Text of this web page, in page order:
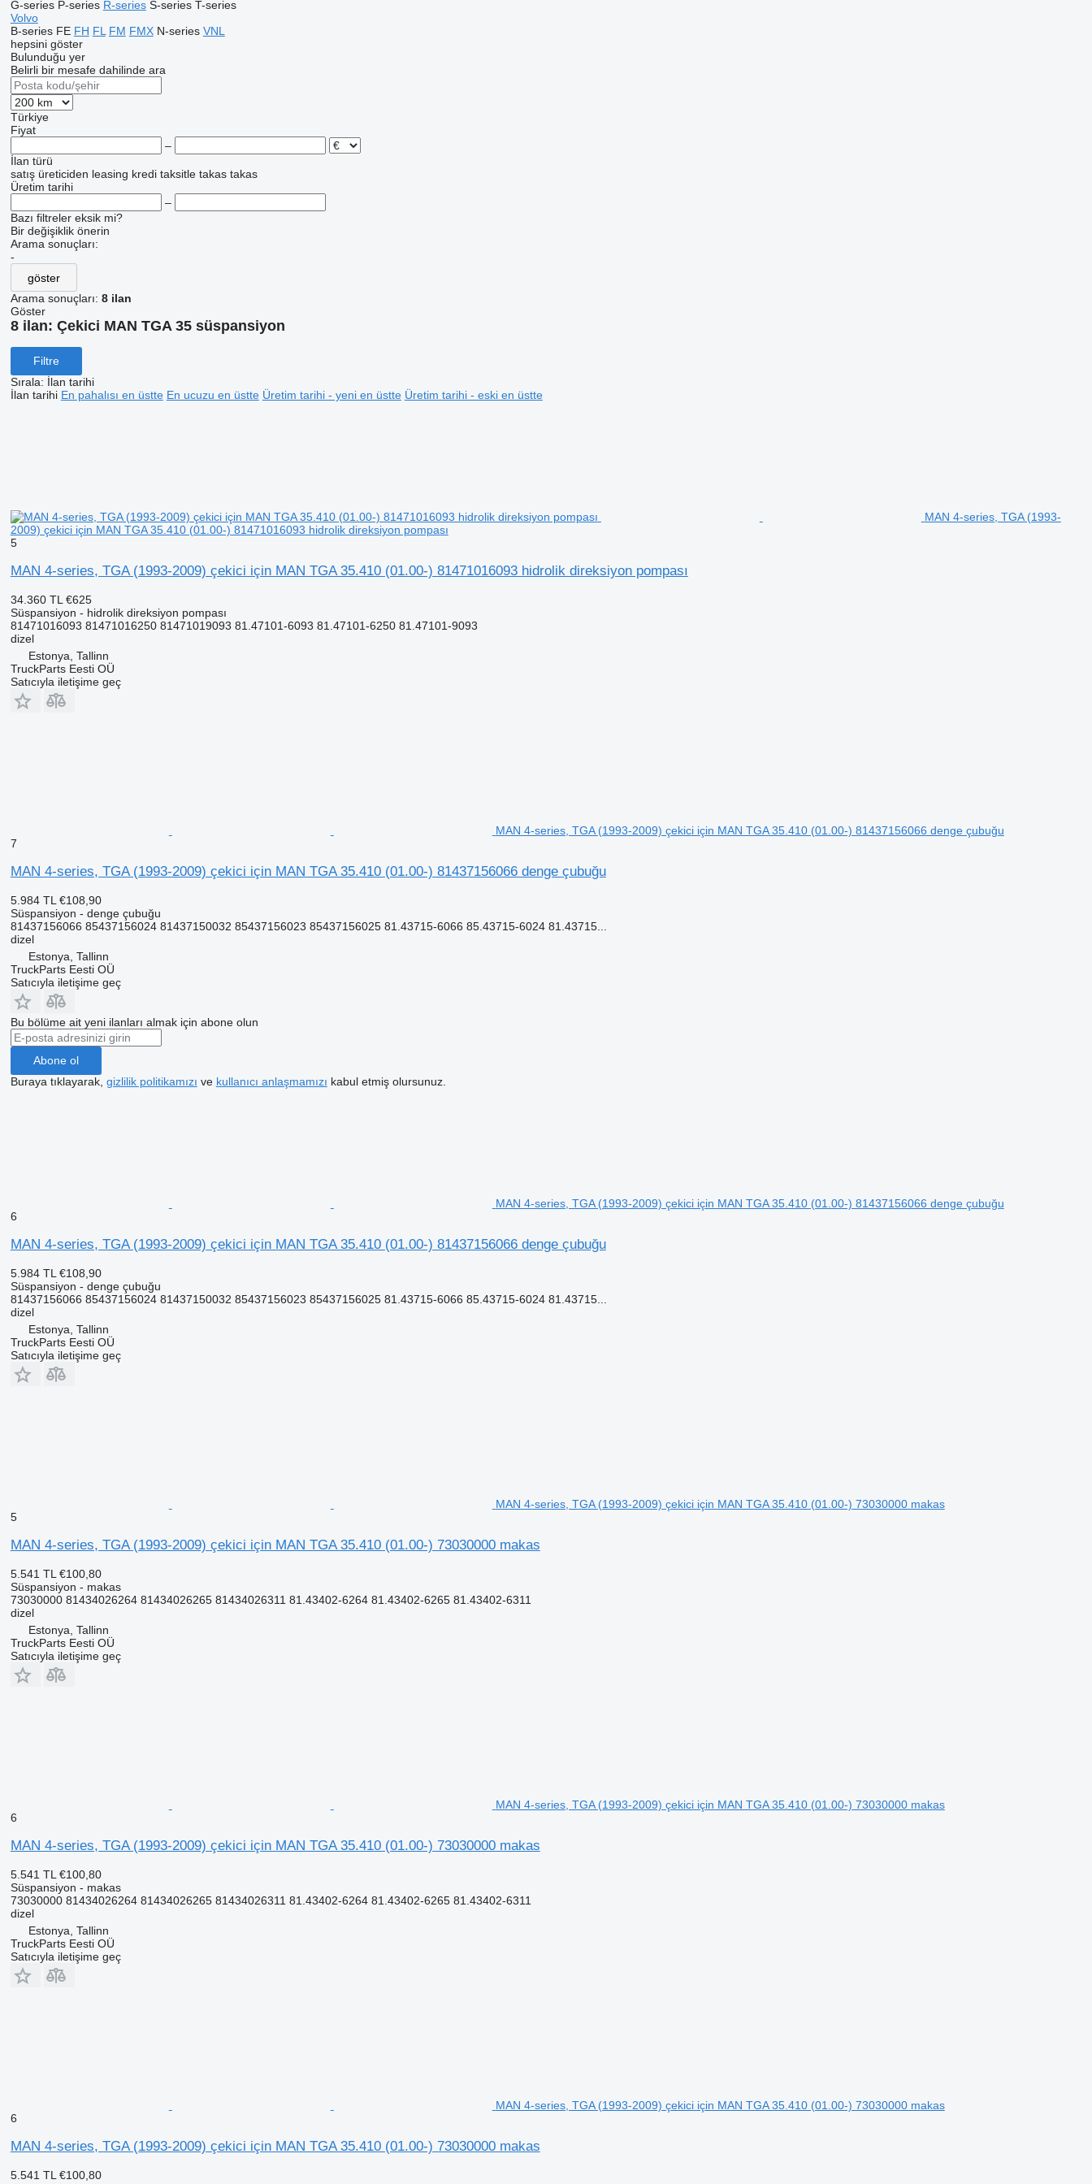
G-series P-series R-series S-series T-series
Volvo
B-series FE FH FL FM FMX N-series VNL
hepsini göster
Bulunduğu yer
Belirli bir mesafe dahilinde ara
Türkiye
Fiyat
–
İlan türü
satış üreticiden leasing kredi taksitle takas takas
Üretim tarihi
–
Bazı filtreler eksik mi?
Bir değişiklik önerin
Arama sonuçları:
-
göster
Arama sonuçları: 8 ilan
Göster
8 ilan: Çekici MAN TGA 35 süspansiyon
Filtre
Sırala: İlan tarihi
İlan tarihi En pahalısı en üstte En ucuzu en üstte Üretim tarihi - yeni en üstte Üretim tarihi - eski en üstte
MAN 4-series, TGA (1993-
2009) çekici için MAN TGA 35.410 (01.00-) 81471016093 hidrolik direksiyon pompası
5
MAN 4-series, TGA (1993-2009) çekici için MAN TGA 35.410 (01.00-) 81471016093 hidrolik direksiyon pompası
34.360 TL €625
Süspansiyon - hidrolik direksiyon pompası
81471016093 81471016250 81471019093 81.47101-6093 81.47101-6250 81.47101-9093
dizel
Estonya, Tallinn
TruckParts Eesti OÜ
Satıcıyla iletişime geç
MAN 4-series, TGA (1993-2009) çekici için MAN TGA 35.410 (01.00-) 81437156066 denge çubuğu
7
MAN 4-series, TGA (1993-2009) çekici için MAN TGA 35.410 (01.00-) 81437156066 denge çubuğu
5.984 TL €108,90
Süspansiyon - denge çubuğu
81437156066 85437156024 81437150032 85437156023 85437156025 81.43715-6066 85.43715-6024 81.43715...
dizel
Estonya, Tallinn
TruckParts Eesti OÜ
Satıcıyla iletişime geç
Bu bölüme ait yeni ilanları almak için abone olun
Abone ol
Buraya tıklayarak, gizlilik politikamızı ve kullanıcı anlaşmamızı kabul etmiş olursunuz.
MAN 4-series, TGA (1993-2009) çekici için MAN TGA 35.410 (01.00-) 81437156066 denge çubuğu
6
MAN 4-series, TGA (1993-2009) çekici için MAN TGA 35.410 (01.00-) 81437156066 denge çubuğu
5.984 TL €108,90
Süspansiyon - denge çubuğu
81437156066 85437156024 81437150032 85437156023 85437156025 81.43715-6066 85.43715-6024 81.43715...
dizel
Estonya, Tallinn
TruckParts Eesti OÜ
Satıcıyla iletişime geç
MAN 4-series, TGA (1993-2009) çekici için MAN TGA 35.410 (01.00-) 73030000 makas
5
MAN 4-series, TGA (1993-2009) çekici için MAN TGA 35.410 (01.00-) 73030000 makas
5.541 TL €100,80
Süspansiyon - makas
73030000 81434026264 81434026265 81434026311 81.43402-6264 81.43402-6265 81.43402-6311
dizel
Estonya, Tallinn
TruckParts Eesti OÜ
Satıcıyla iletişime geç
MAN 4-series, TGA (1993-2009) çekici için MAN TGA 35.410 (01.00-) 73030000 makas
6
MAN 4-series, TGA (1993-2009) çekici için MAN TGA 35.410 (01.00-) 73030000 makas
5.541 TL €100,80
Süspansiyon - makas
73030000 81434026264 81434026265 81434026311 81.43402-6264 81.43402-6265 81.43402-6311
dizel
Estonya, Tallinn
TruckParts Eesti OÜ
Satıcıyla iletişime geç
MAN 4-series, TGA (1993-2009) çekici için MAN TGA 35.410 (01.00-) 73030000 makas
6
MAN 4-series, TGA (1993-2009) çekici için MAN TGA 35.410 (01.00-) 73030000 makas
5.541 TL €100,80